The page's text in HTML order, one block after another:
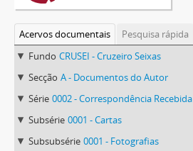
Acervos documentais
Pesquisa rápida
Fundo CRUSEI - Cruzeiro Seixas
Secção A - Documentos do Autor
Série 0002 - Correspondência Recebida
Subsérie 0001 - Cartas
Subsubsérie 0001 - Fotografias